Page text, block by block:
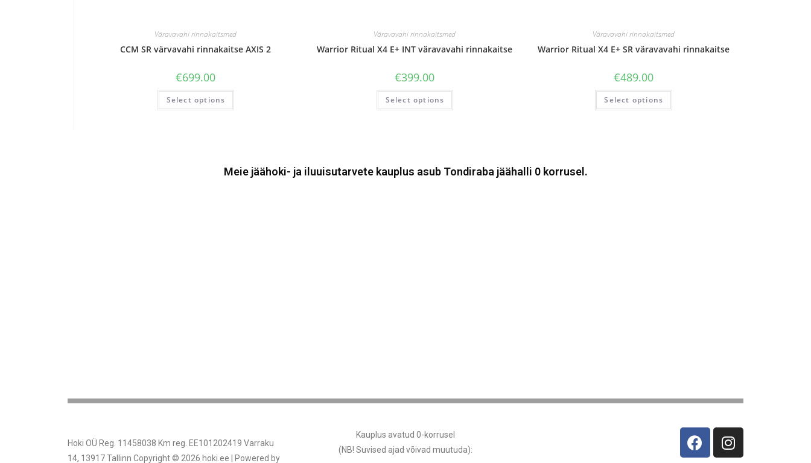
Väravavahi rinnakaitsmed
CCM SR värvavahi rinnakaitse AXIS 2
€699.00
Select options
Väravavahi rinnakaitsmed
Warrior Ritual X4 E+ INT väravavahi rinnakaitse
€399.00
Select options
Väravavahi rinnakaitsmed
Warrior Ritual X4 E+ SR väravavahi rinnakaitse
€489.00
Select options
Meie jäähoki- ja iluuisutarvete kauplus asub Tondiraba jäähalli 0 korrusel.
Hoki OÜ Reg. 11458038 Km reg. EE101202419 Varraku
14, 13917 Tallinn Copyright © 2026 hoki.ee | Powered by
Kauplus avatud 0-korrusel
(NB! Suvised ajad võivad muutuda):